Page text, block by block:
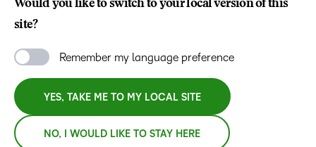
Tomas Bomfim
Would you like to switch to your local version of this
site?
Remember my language preference
YES, TAKE ME TO MY LOCAL SITE
NO, I WOULD LIKE TO STAY HERE